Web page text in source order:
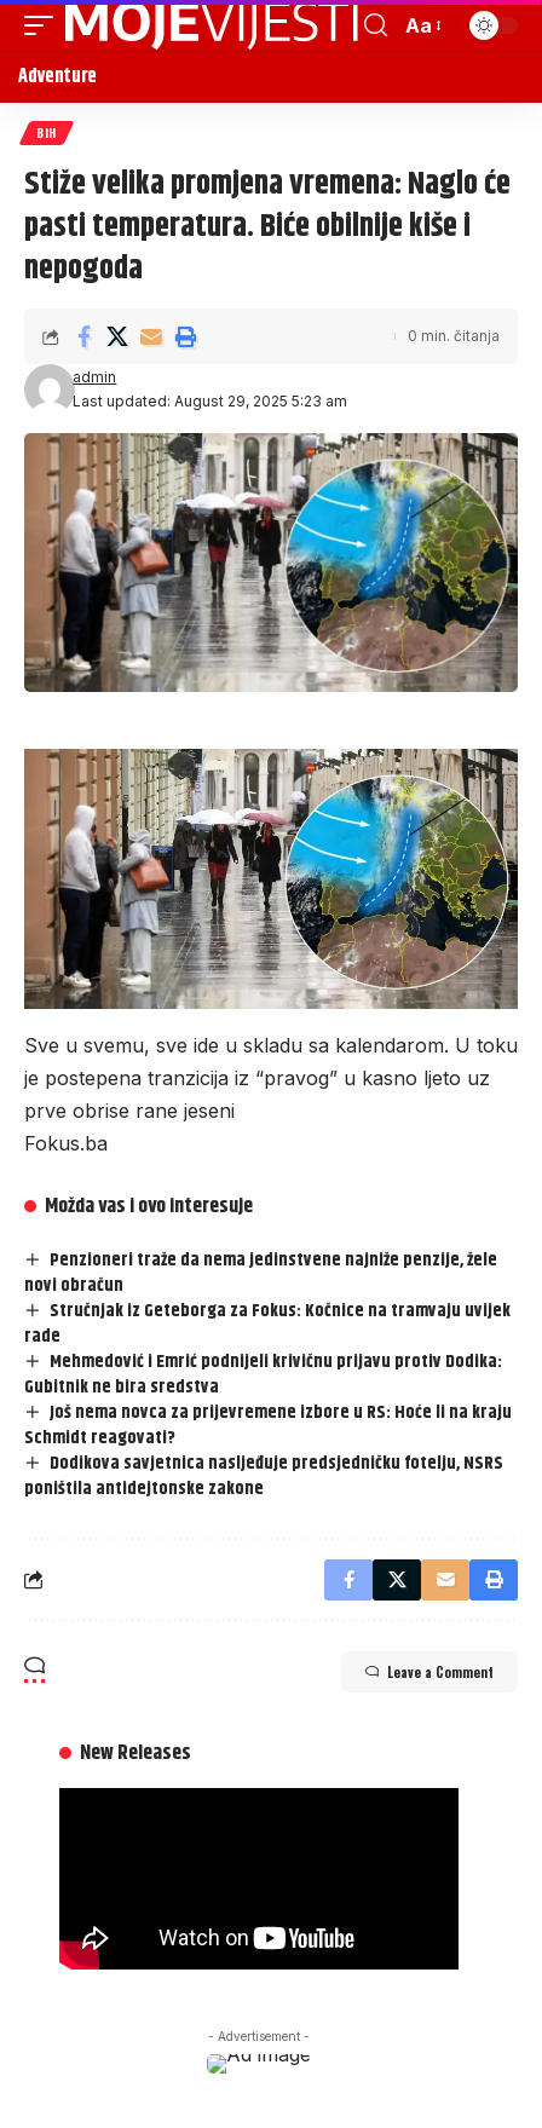
Aa
Adventure
BIH
Stiže velika promjena vremena: Naglo će
pasti temperatura. Biće obilnije kiše i
nepogoda
Last updated: August 29, 2025 5:23 am
admin
0 min. čitanja
Sve u svemu, sve ide u skladu sa kalendarom. U toku
je postepena tranzicija iz “pravog” u kasno ljeto uz
prve obrise rane jeseni
Fokus.ba
Možda vas i ovo interesuje
Penzioneri traže da nema jedinstvene najniže penzije, žele
novi obračun
Stručnjak iz Geteborga za Fokus: Kočnice na tramvaju uvijek
rade
Mehmedović i Emrić podnijeli krivičnu prijavu protiv Dodika:
Gubitnik ne bira sredstva
Još nema novca za prijevremene izbore u RS: Hoće li na kraju
Schmidt reagovati?
Dodikova savjetnica nasljeđuje predsjedničku fotelju, NSRS
poništila antidejtonske zakone
Leave a Comment
New Releases
- Advertisement -